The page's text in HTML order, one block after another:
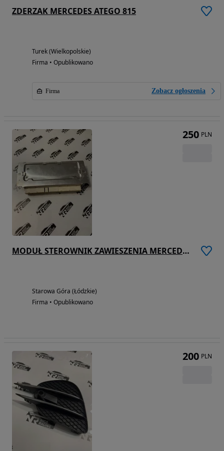
ZDERZAK MERCEDES ATEGO 815
Turek (Wielkopolskie)
Firma • Opublikowano
Firma Zobacz ogłoszenia
MODUŁ STEROWNIK ZAWIESZENIA MERCEDES A2139008133
Starowa Góra (Łódzkie)
Firma • Opublikowano
250 PLN
200 PLN